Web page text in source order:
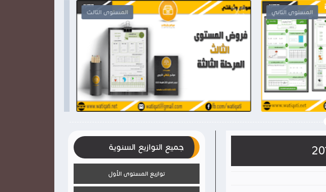
المستوى الثالث
2026-03-28
وثيقتي
شاهد الموضوع
المستوى الثاني
شاهد الموضوع
جميع التوازيع السنوية
توازيع المستوى الأول